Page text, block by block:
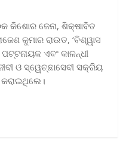
କିଶୋର ଜେନା, ଶିକ୍ଷାବିତ
କୁମାର ରାଉତ, ‘ବିଶ୍ୱାସ
ଏବଂ କାଳନ୍ଧୀ
ଓ ସ୍ୱେଚ୍ଛାସେବୀ ସକ୍ରିୟ